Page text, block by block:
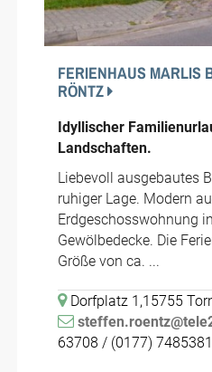
FERIENHAUS MARLIS
RÖNTZ
Idyllischer
Landschaften.
Liebevoll ausgebautes
ruhiger Lage. Modern
Erdgeschosswohnung
Gewölbedecke. Die
Größe von ca. ...
Dorfplatz 1,15755
63708 / (0177) 7485381